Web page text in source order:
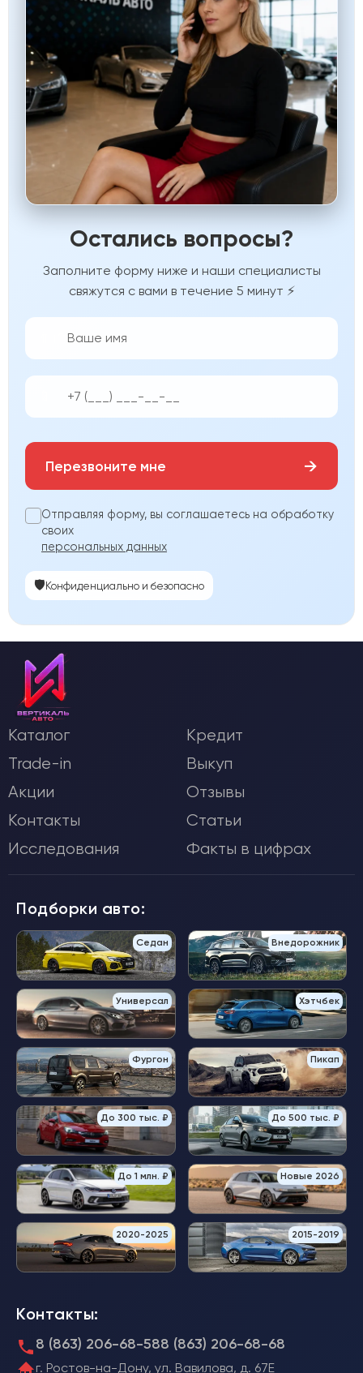
Остались вопросы?
Заполните форму ниже и наши специалисты
свяжутся с вами в течение 5 минут ⚡
Перезвоните мне →
Отправляя форму, вы соглашаетесь на обработку
своих
персональных данных
🛡️Конфиденциально и безопасно
Каталог
Кредит
Trade-in
Выкуп
Акции
Отзывы
Контакты
Статьи
Исследования
Факты в цифрах
Подборки авто:
Седан Внедорожник
Универсал Хэтчбек
Фургон Пикап
До 300 тыс. ₽ До 500 тыс. ₽
До 1 млн. ₽ Новые 2026
2020-2025 2015-2019
Контакты:
8 (863) 206-68-588 (863) 206-68-68
г. Ростов-на-Дону, ул. Вавилова, д. 67Е